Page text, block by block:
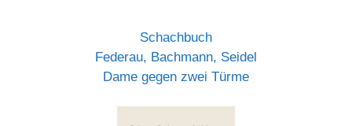
Schachbuch
Federau, Bachmann, Seidel
Dame gegen zwei Türme